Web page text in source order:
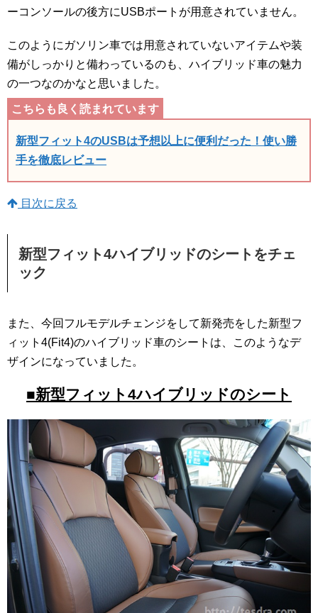
ーコンソールの後方にUSBポートが用意されていません。
このようにガソリン車では用意されていないアイテムや装
備がしっかりと備わっているのも、ハイブリッド車の魅力
の一つなのかなと思いました。
新型フィット4のUSBは予想以上に便利だった！使い勝
手を徹底レビュー
目次に戻る
新型フィット4ハイブリッドのシートをチェ
ック
また、今回フルモデルチェンジをして新発売をした新型フ
ィット4(Fit4)のハイブリッド車のシートは、このようなデ
ザインになっていました。
■新型フィット4ハイブリッドのシート